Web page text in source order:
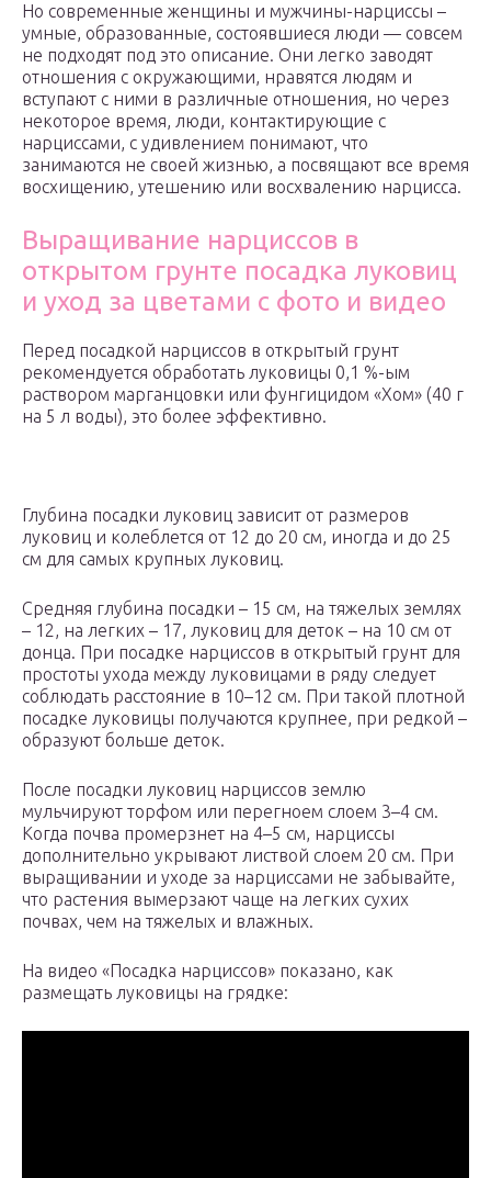
Но современные женщины и мужчины-нарциссы –
умные, образованные, состоявшиеся люди — совсем
не подходят под это описание. Они легко заводят
отношения с окружающими, нравятся людям и
вступают с ними в различные отношения, но через
некоторое время, люди, контактирующие с
нарциссами, с удивлением понимают, что
занимаются не своей жизнью, а посвящают все время
восхищению, утешению или восхвалению нарцисса.
Выращивание нарциссов в
открытом грунте посадка луковиц
и уход за цветами с фото и видео
Перед посадкой нарциссов в открытый грунт
рекомендуется обработать луковицы 0,1 %-ым
раствором марганцовки или фунгицидом «Хом» (40 г
на 5 л воды), это более эффективно.
Глубина посадки луковиц зависит от размеров
луковиц и колеблется от 12 до 20 см, иногда и до 25
см для самых крупных луковиц.
Средняя глубина посадки – 15 см, на тяжелых землях
– 12, на легких – 17, луковиц для деток – на 10 см от
донца. При посадке нарциссов в открытый грунт для
простоты ухода между луковицами в ряду следует
соблюдать расстояние в 10–12 см. При такой плотной
посадке луковицы получаются крупнее, при редкой –
образуют больше деток.
После посадки луковиц нарциссов землю
мульчируют торфом или перегноем слоем 3–4 см.
Когда почва промерзнет на 4–5 см, нарциссы
дополнительно укрывают листвой слоем 20 см. При
выращивании и уходе за нарциссами не забывайте,
что растения вымерзают чаще на легких сухих
почвах, чем на тяжелых и влажных.
На видео «Посадка нарциссов» показано, как
размещать луковицы на грядке: